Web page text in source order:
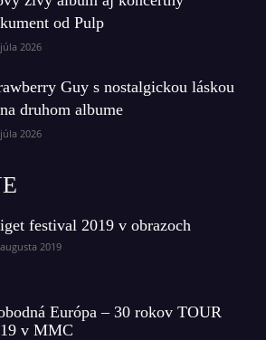
od Pulp
2026
Guy s nostalgickou láskou
druhom albume
2026
festival 2019 v obrazoch
2019
Európa – 30 rokov TOUR
v MMC